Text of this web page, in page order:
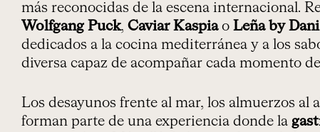
más reconocidas de la escena internacional.
Wolfgang Puck, Caviar Kaspiao Leña by
dedicados a la cocina mediterránea y a los
diversa capaz de acompañar cada momento
Los desayunos frente al mar, los almuerzos al
forman parte de una experiencia donde la